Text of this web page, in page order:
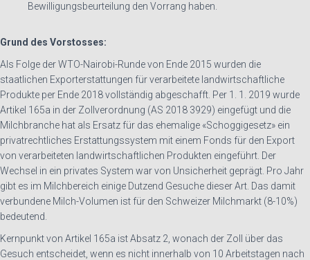
Bewilligungsbeurteilung den Vorrang haben.
Grund des Vorstosses:
Als Folge der WTO-Nairobi-Runde von Ende 2015 wurden die
staatlichen Exporterstattungen für verarbeitete landwirtschaftliche
Produkte per Ende 2018 vollständig abgeschafft. Per 1. 1. 2019 wurde
Artikel 165a in der Zollverordnung (AS 2018 3929) eingefügt und die
Milchbranche hat als Ersatz für das ehemalige «Schoggigesetz» ein
privatrechtliches Erstattungssystem mit einem Fonds für den Export
von verarbeiteten landwirtschaftlichen Produkten eingeführt. Der
Wechsel in ein privates System war von Unsicherheit geprägt. Pro Jahr
gibt es im Milchbereich einige Dutzend Gesuche dieser Art. Das damit
verbundene Milch-Volumen ist für den Schweizer Milchmarkt (8-10%)
bedeutend.
Kernpunkt von Artikel 165a ist Absatz 2, wonach der Zoll über das
Gesuch entscheidet, wenn es nicht innerhalb von 10 Arbeitstagen nach